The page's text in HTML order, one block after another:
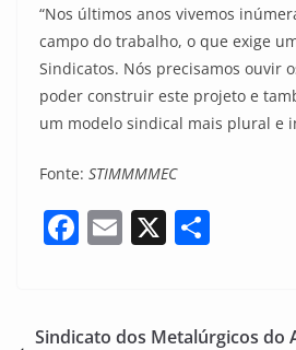
“Nos últimos anos vivemos
campo do trabalho, o que exige
Sindicatos. Nós precisamos ouvir
poder construir este projeto e
um modelo sindical mais plural e
Fonte: STIMMMMEC
F
e
E
l
X
e
Sindicato dos Metalúrgicos do